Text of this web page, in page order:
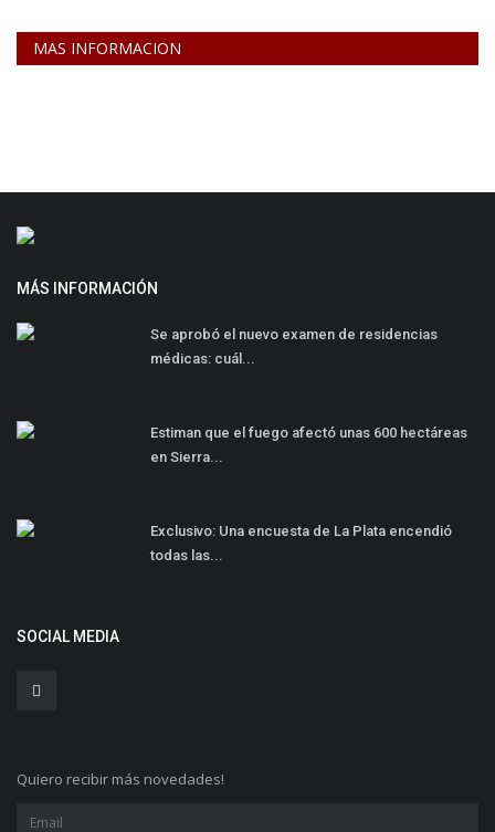
MAS INFORMACION
MÁS INFORMACIÓN
Se aprobó el nuevo examen de residencias
médicas: cuál...
Estiman que el fuego afectó unas 600 hectáreas
en Sierra...
Exclusivo: Una encuesta de La Plata encendió
todas las...
SOCIAL MEDIA
Quiero recibir más novedades!